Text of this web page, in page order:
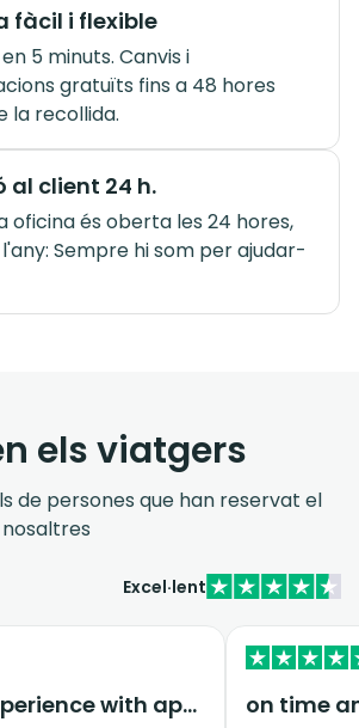
fàcil i flexible
5 minuts. Canvis i
gratuïts fins a 48 hores
la recollida.
al client 24 h.
oficina és oberta les 24 hores,
Sempre hi som per ajudar-
els viatgers
de persones que han reservat el
Excel·lent
Seemlese experience with appropriate… on time